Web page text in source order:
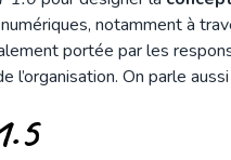
notamment à
portée par les
l’organisation. On parle